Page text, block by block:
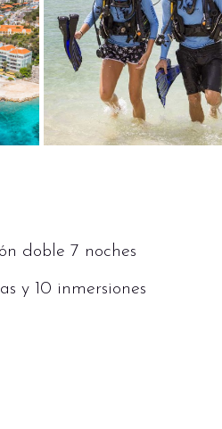
disponibles justo desde
viaje submarino PADI
de buceo. Si ya es un
profesionales,
nuestros cursos
ofrece otros deportes
doble 7 noches
y 10 inmersiones